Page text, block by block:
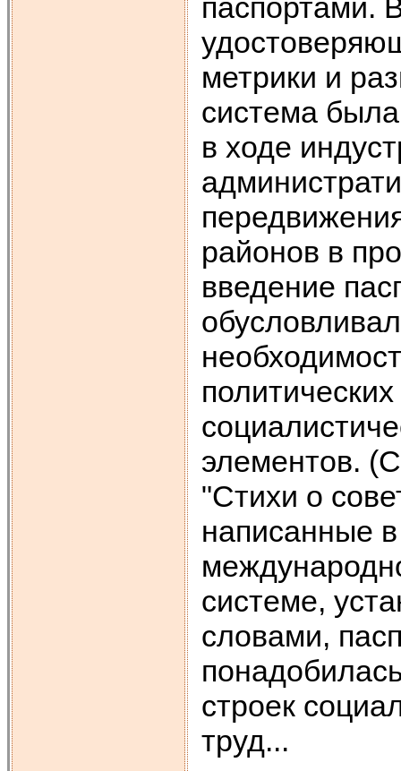
паспортами.
метрики и
система
в ходе
районов в
введение
элементов.
"Стихи о
написанные
системе,
словами,
строек
труд...